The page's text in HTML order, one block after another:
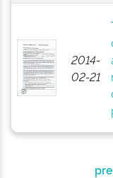
2014-
02-21